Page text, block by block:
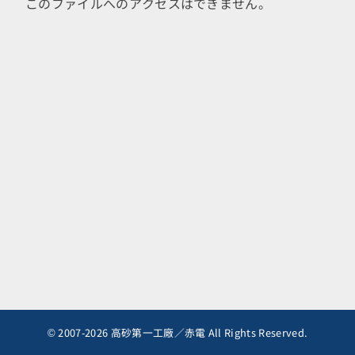
© 2007-2026 高砂第一工廠／赤電 All Rights Reserved.